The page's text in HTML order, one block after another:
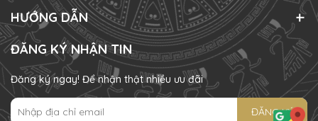
HƯỚNG DẪN
ĐĂNG KÝ NHẬN TIN
Đăng ký ngay! Để nhận thật nhiều ưu đãi
ĐĂNG KÝ